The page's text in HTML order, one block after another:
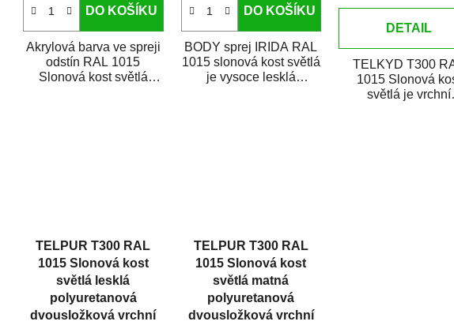
DO KOŠÍKU
Akrylová barva ve spreji
odstín RAL 1015
Slonová kost světlá
DO KOŠÍKU
BODY sprej IRIDA RAL
1015 slonová kost světlá
je vysoce lesklá
DETAIL
TELKYD T300
1015 Slonová
světlá je vrchní
TELPUR T300 RAL
1015 Slonová kost
světlá lesklá
polyuretanová
dvousložková vrchní
TELPUR T300 RAL
1015 Slonová kost
světlá matná
polyuretanová
dvousložková vrchní